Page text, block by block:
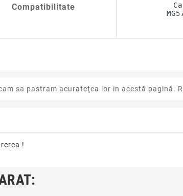
Compatibilitate
sa pastram acurateţea lor in acestă
!